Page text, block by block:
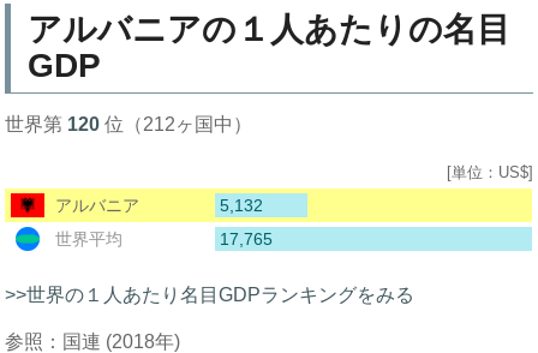
アルバニアの１人あたりの名目
GDP
世界第 120 位（212ヶ国中）
[単位：US$]
アルバニア
5,132
世界平均
17,765
>>世界の１人あたり名目GDPランキングをみる
参照：国連 (2018年)